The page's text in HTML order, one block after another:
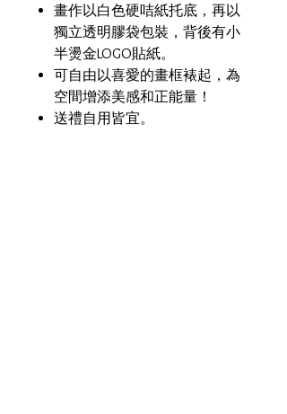
畫作以白色硬咭紙托底，再以
獨立透明膠袋包裝，背後有小
半燙金LOGO貼紙。
可自由以喜愛的畫框裱起，為
空間增添美感和正能量！
送禮自用皆宜。